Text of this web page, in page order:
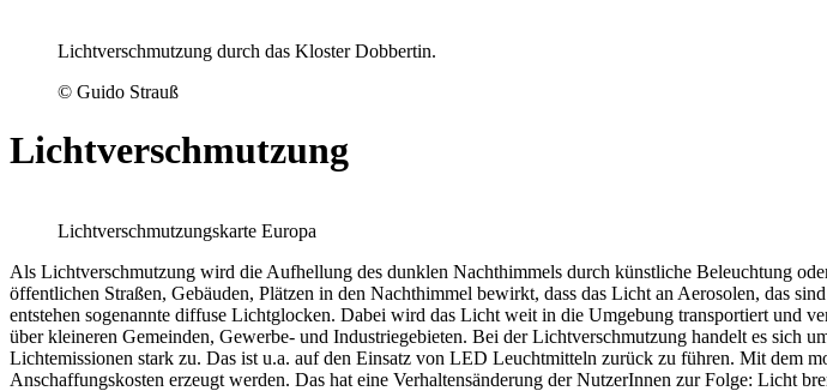
Lichtverschmutzung durch das Kloster Dobbertin.
© Guido Strauß
Licht­verschmutzung
Lichtverschmutzungskarte Europa
Als Lichtverschmutzung wird die Aufhellung des dunklen Nachthimmels durch künstliche Beleuchtung
öffentlichen Straßen, Gebäuden, Plätzen in den Nachthimmel bewirkt, dass das Licht an Aerosolen, das
entstehen sogenannte diffuse Lichtglocken. Dabei wird das Licht weit in die Umgebung transportiert und
über kleineren Gemeinden, Gewerbe- und Industriegebieten. Bei der Lichtverschmutzung handelt es sich
Lichtemissionen stark zu. Das ist u.a. auf den Einsatz von LED Leuchtmitteln zurück zu führen. Mit dem
Anschaffungskosten erzeugt werden. Das hat eine Verhaltensänderung der NutzerInnen zur Folge: Licht